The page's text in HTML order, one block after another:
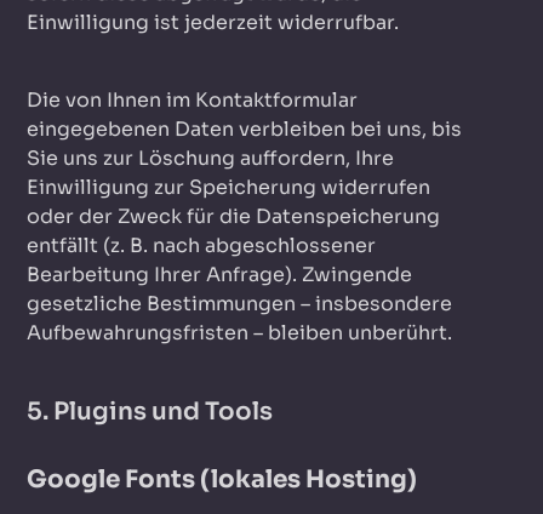
Einwilligung ist jederzeit widerrufbar.
Die von Ihnen im Kontaktformular
eingegebenen Daten verbleiben bei uns, bis
Sie uns zur Löschung auffordern, Ihre
Einwilligung zur Speicherung widerrufen
oder der Zweck für die Datenspeicherung
entfällt (z. B. nach abgeschlossener
Bearbeitung Ihrer Anfrage). Zwingende
gesetzliche Bestimmungen – insbesondere
Aufbewahrungsfristen – bleiben unberührt.
5. Plugins und Tools
Google Fonts (lokales Hosting)